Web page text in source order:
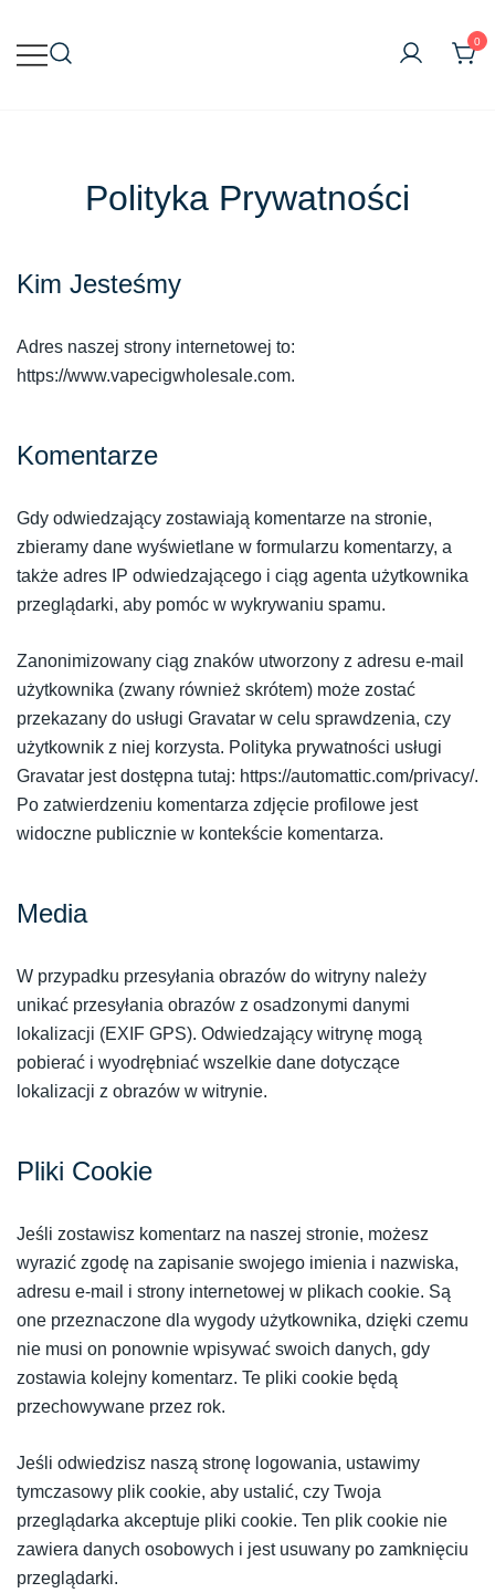
do
treści
0
Polityka Prywatności
Kim Jesteśmy
Adres naszej strony internetowej to:
https://www.vapecigwholesale.com.
Komentarze
Gdy odwiedzający zostawiają komentarze na stronie,
zbieramy dane wyświetlane w formularzu komentarzy, a
także adres IP odwiedzającego i ciąg agenta użytkownika
przeglądarki, aby pomóc w wykrywaniu spamu.
Zanonimizowany ciąg znaków utworzony z adresu e-mail
użytkownika (zwany również skrótem) może zostać
przekazany do usługi Gravatar w celu sprawdzenia, czy
użytkownik z niej korzysta. Polityka prywatności usługi
Gravatar jest dostępna tutaj: https://automattic.com/privacy/.
Po zatwierdzeniu komentarza zdjęcie profilowe jest
widoczne publicznie w kontekście komentarza.
Media
W przypadku przesyłania obrazów do witryny należy
unikać przesyłania obrazów z osadzonymi danymi
lokalizacji (EXIF GPS). Odwiedzający witrynę mogą
pobierać i wyodrębniać wszelkie dane dotyczące
lokalizacji z obrazów w witrynie.
Pliki Cookie
Jeśli zostawisz komentarz na naszej stronie, możesz
wyrazić zgodę na zapisanie swojego imienia i nazwiska,
adresu e-mail i strony internetowej w plikach cookie. Są
one przeznaczone dla wygody użytkownika, dzięki czemu
nie musi on ponownie wpisywać swoich danych, gdy
zostawia kolejny komentarz. Te pliki cookie będą
przechowywane przez rok.
Jeśli odwiedzisz naszą stronę logowania, ustawimy
tymczasowy plik cookie, aby ustalić, czy Twoja
przeglądarka akceptuje pliki cookie. Ten plik cookie nie
zawiera danych osobowych i jest usuwany po zamknięciu
przeglądarki.